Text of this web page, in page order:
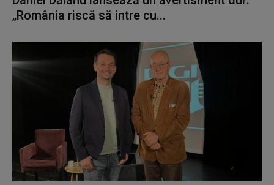
„România riscă să intre cu...